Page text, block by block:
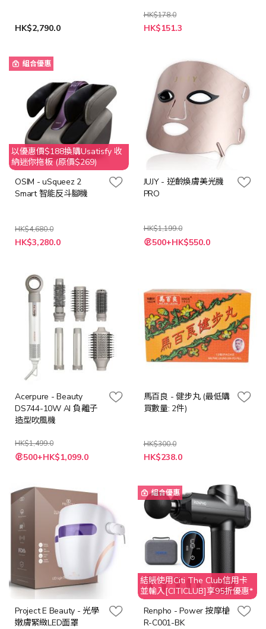
HK$2,790.0
HK$178.0
特
殊
HK$151.3
組合優惠
以優惠價$188換購Usatisfy 收
納迷你拖板 (原價$269)
OSIM - uSqueez 2
Smart 智能反斗腳機
HK$4,680.0
特
殊
HK$3,280.0
JUJY - 逆齡煥膚美光機
PRO
HK$1,199.0
特
殊 500+HK$550.0
Acerpure - Beauty
DS744-10W AI 負離子
造型吹風機
HK$1,499.0
特
殊 500+HK$1,099.0
馬百良 - 健步丸 (最低購
買數量: 2件)
HK$300.0
特
殊
HK$238.0
Project E Beauty - 光學
嫩膚緊緻LED面罩
組合優惠
結賬使用Citi The Club信用卡
並輸入[CITICLUB]享95折優惠*
Renpho - Power 按摩槍
R-C001-BK